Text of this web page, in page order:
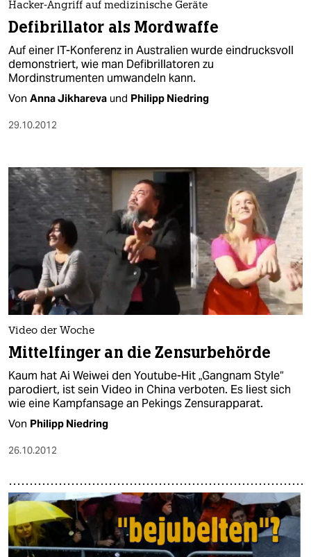
Hacker-Angriff auf medizinische Geräte
Defibrillator als Mordwaffe
Auf einer IT-Konferenz in Australien wurde eindrucksvoll
demonstriert, wie man Defibrillatoren zu
Mordinstrumenten umwandeln kann.
Von Anna Jikhareva und Philipp Niedring
29.10.2012
Video der Woche
Mittelfinger an die Zensurbehörde
Kaum hat Ai Weiwei den Youtube-Hit „Gangnam Style“
parodiert, ist sein Video in China verboten. Es liest sich
wie eine Kampfansage an Pekings Zensurapparat.
Von Philipp Niedring
26.10.2012